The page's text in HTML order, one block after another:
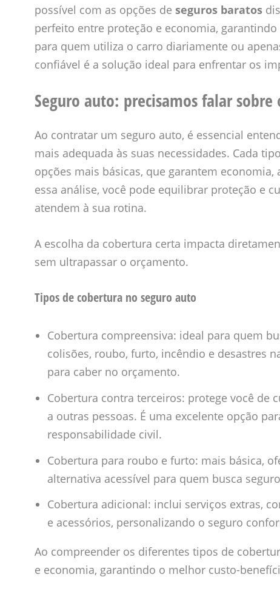
possível com as opções de seguros baratos
perfeito entre proteção e economia,
para quem utiliza o carro diariamente ou
confiável é a solução ideal para enfrentar os
Seguro auto: precisamos falar
Ao contratar um seguro auto, é essencial
mais adequada às suas necessidades. Cada
opções mais básicas, que garantem
essa análise, você pode equilibrar proteção e
atendem à sua rotina.
A escolha da cobertura certa impacta
sem ultrapassar o orçamento.
Tipos de cobertura no seguro auto
Cobertura compreensiva: ideal para quem
colisões, roubo, furto, incêndio e desastres
para caber no orçamento.
Cobertura contra terceiros: protege você de
a outras pessoas. É uma excelente opção
responsabilidade civil.
Cobertura para roubo e furto: mais básica,
alternativa acessível para quem busca
Cobertura adicional: inclui serviços extras,
e acessórios, personalizando o seguro
Ao compreender os diferentes tipos de
e economia, garantindo o melhor custo-